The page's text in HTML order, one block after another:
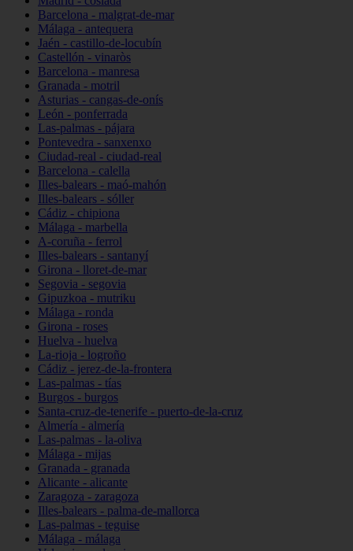
Barcelona - malgrat-de-mar
Málaga - antequera
Jaén - castillo-de-locubín
Castellón - vinaròs
Barcelona - manresa
Granada - motril
Asturias - cangas-de-onís
León - ponferrada
Las-palmas - pájara
Pontevedra - sanxenxo
Ciudad-real - ciudad-real
Barcelona - calella
Illes-balears - maó-mahón
Illes-balears - sóller
Cádiz - chipiona
Málaga - marbella
A-coruña - ferrol
Illes-balears - santanyí
Girona - lloret-de-mar
Segovia - segovia
Gipuzkoa - mutriku
Málaga - ronda
Girona - roses
Huelva - huelva
La-rioja - logroño
Cádiz - jerez-de-la-frontera
Las-palmas - tías
Burgos - burgos
Santa-cruz-de-tenerife - puerto-de-la-cruz
Almería - almería
Las-palmas - la-oliva
Málaga - mijas
Granada - granada
Alicante - alicante
Zaragoza - zaragoza
Illes-balears - palma-de-mallorca
Las-palmas - teguise
Málaga - málaga